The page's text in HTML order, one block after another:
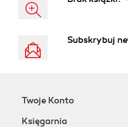
Subskrybuj
Twoje Konto
Księgarnia